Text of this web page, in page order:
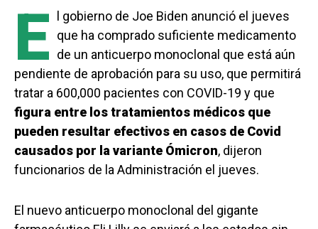
E
l gobierno de Joe Biden anunció el jueves
que ha comprado suficiente medicamento
de un anticuerpo monoclonal que está aún
pendiente de aprobación para su uso, que permitirá
tratar a 600,000 pacientes con COVID-19 y que
figura entre los tratamientos médicos que
pueden resultar efectivos en casos de Covid
causados por la variante Ómicron, dijeron
funcionarios de la Administración el jueves.
El nuevo anticuerpo monoclonal del gigante